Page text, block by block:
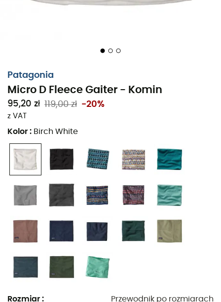
Patagonia
Micro D Fleece Gaiter - Komin
95,20 zł 119,00 zł -20%
z VAT
Kolor : Birch White
Rozmiar : Przewodnik po rozmiarach
wybierzmiękkość i ciepło komina Micro D Fleece
Gaiter od Patagonia!
Wykonany z dwuwarstwowego polaru
z mikrowłókien
poliestrowych (w 85% z recyklingu),zatrzymuje ciepło
ciała, jednocześnie odprowadzając wilgoć, chroniąc
przed zimnem i wiatrem.
Dla optymalnego komfortu, jego tkany w tubę materiał